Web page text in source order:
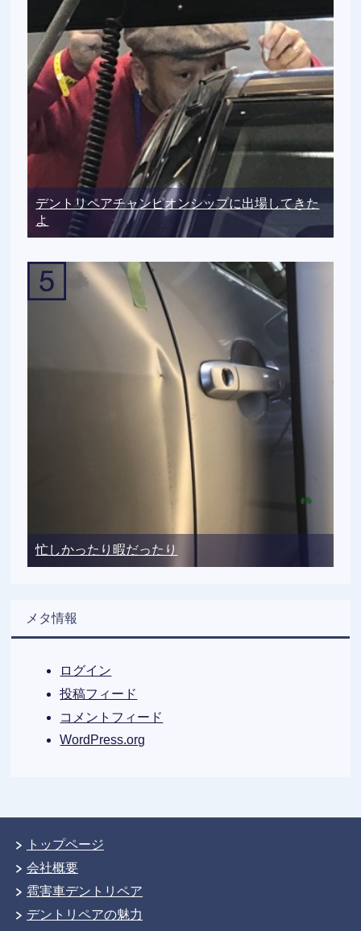
デントリペアチャンピオンシップに出場してきた
よ
忙しかったり暇だったり
メタ情報
ログイン
投稿フィード
コメントフィード
WordPress.org
トップページ
会社概要
雹害車デントリペア
デントリペアの魅力